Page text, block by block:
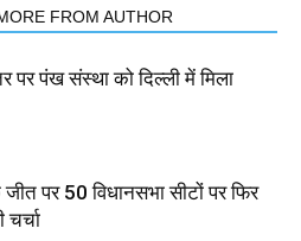
FROM AUTHOR
पर पंख संस्था को दिल्ली में मिला
पर 50 विधानसभा सीटों पर फिर
चर्चा